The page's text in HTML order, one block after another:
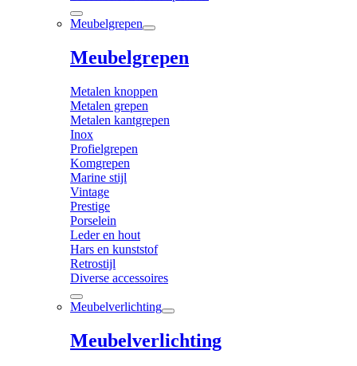
Meubelgrepen
Meubelgrepen
Metalen knoppen
Metalen grepen
Metalen kantgrepen
Inox
Profielgrepen
Komgrepen
Marine stijl
Vintage
Prestige
Porselein
Leder en hout
Hars en kunststof
Retrostijl
Diverse accessoires
Meubelverlichting
Meubelverlichting